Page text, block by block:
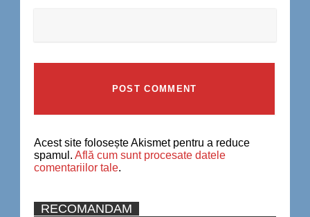
Acest site folosește Akismet pentru a reduce
spamul. Află cum sunt procesate datele
comentariilor tale.
RECOMANDAM